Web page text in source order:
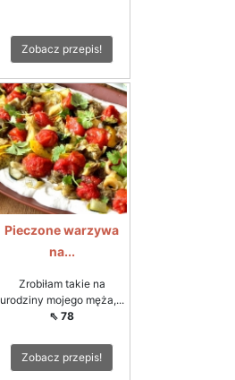
Zobacz przepis!
Pieczone warzywa
na...
Zrobiłam takie na
urodziny mojego męża,...
⇖ 78
Zobacz przepis!